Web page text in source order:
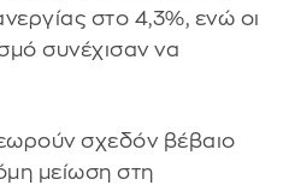
στο 4,3%​, ενώ οι
συνέχισαν να
σχεδόν βέβαιο
μείωση στη